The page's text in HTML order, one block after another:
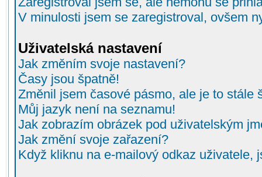
V minulosti jsem se zaregistroval, ovšem
Uživatelská nastavení
Jak změním svoje nastavení?
Časy jsou špatně!
Změnil jsem časové pásmo, ale je to stále
Můj jazyk není na seznamu!
Jak zobrazím obrázek pod uživatelským
Jak změní svoje zařazení?
Když kliknu na e-mailový odkaz uživatele,